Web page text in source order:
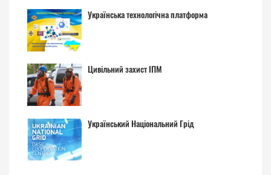
Українська технологічна платформа
Цивільний захист ІПМ
Український Національний Грід